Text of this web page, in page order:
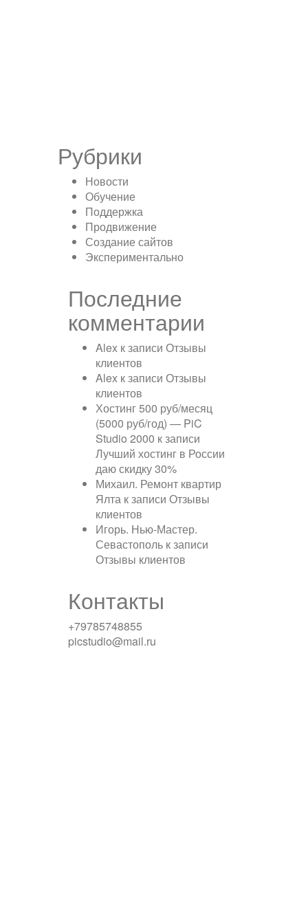
Рубрики
Новости
Обучение
Поддержка
Продвижение
Создание сайтов
Экспериментально
Последние
комментарии
Alexк записи Отзывы
клиентов
Alexк записи Отзывы
клиентов
Хостинг 500 руб/месяц
(5000 руб/год) — PiC
Studio 2000 к записи
Лучший хостинг в России
даю скидку 30%
Михаил. Ремонт квартир
Ялтак записи Отзывы
клиентов
Игорь. Нью-Мастер.
Севастопольк записи
Отзывы клиентов
Контакты
+79785748855
picstudio@mail.ru